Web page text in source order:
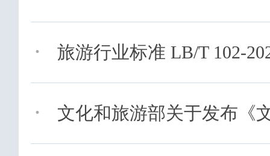
· 旅游行业标准 LB/T 102-
· 文化和旅游部关于发布《